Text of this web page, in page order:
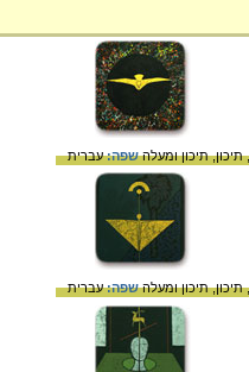
תיכון,תיכון ומעלהשפה:עברית
תיכון,תיכון ומעלהשפה:עברית